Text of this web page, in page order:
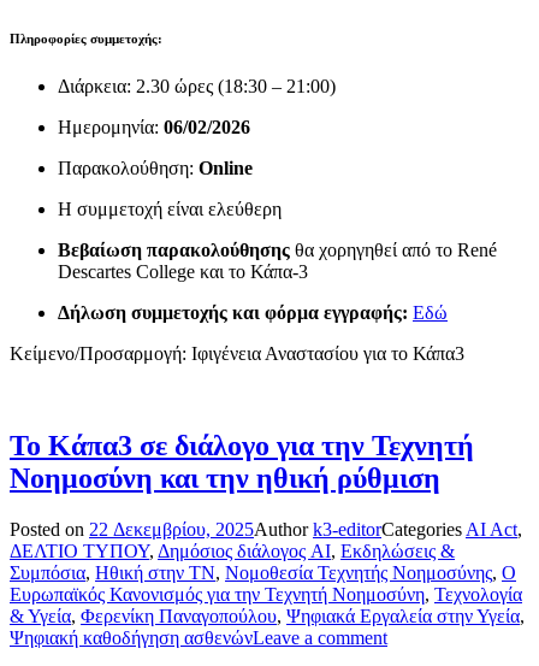
Πληροφορίες συμμετοχής:
Διάρκεια: 2.30 ώρες (18:30 – 21:00)
Ημερομηνία: 06/02/2026
Παρακολούθηση: Online
Η συμμετοχή είναι ελεύθερη
Βεβαίωση παρακολούθησης θα χορηγηθεί από το René
Descartes College και το Κάπα-3
Δήλωση συμμετοχής και φόρμα εγγραφής: Εδώ
Κείμενο/Προσαρμογή: Ιφιγένεια Αναστασίου για το Κάπα3
Το Κάπα3 σε διάλογο για την Τεχνητή
Νοημοσύνη και την ηθική ρύθμιση
Posted on 22 Δεκεμβρίου, 2025Authork3-editorCategories AI Act,
ΔΕΛΤΙΟ ΤΥΠΟΥ, Δημόσιος διάλογος AI, Εκδηλώσεις &
Συμπόσια, Ηθική στην ΤΝ, Νομοθεσία Τεχνητής Νοημοσύνης, Ο
Ευρωπαϊκός Κανονισμός για την Τεχνητή Νοημοσύνη, Τεχνολογία
& Υγεία, Φερενίκη Παναγοπούλου, Ψηφιακά Εργαλεία στην Υγεία,
Ψηφιακή καθοδήγηση ασθενώνLeave a comment